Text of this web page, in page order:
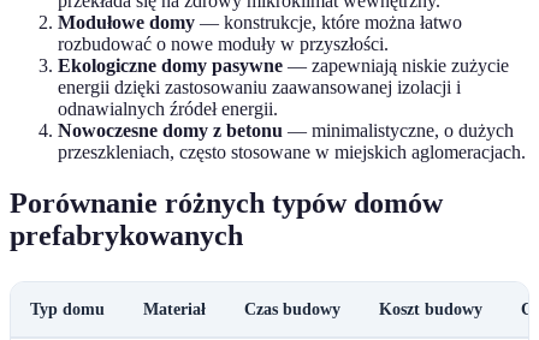
Modułowe domy — konstrukcje, które można łatwo
rozbudować o nowe moduły w przyszłości.
Ekologiczne domy pasywne — zapewniają niskie zużycie
energii dzięki zastosowaniu zaawansowanej izolacji i
odnawialnych źródeł energii.
Nowoczesne domy z betonu — minimalistyczne, o dużych
przeszkleniach, często stosowane w miejskich aglomeracjach.
Porównanie różnych typów domów
prefabrykowanych
Typ domu Materiał Czas budowy Koszt budowy